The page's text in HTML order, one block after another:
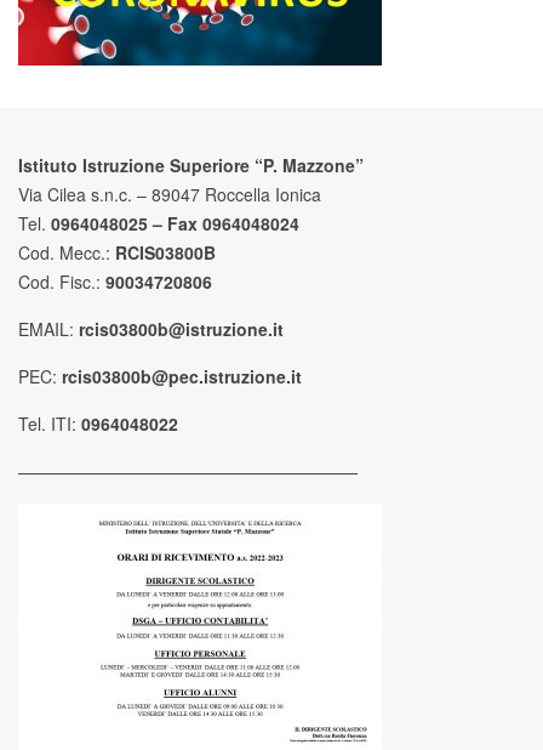
Istituto Istruzione Superiore “P. Mazzone”
Via Cilea s.n.c. – 89047 Roccella Ionica
Tel. 0964048025 – Fax 0964048024
Cod. Mecc.: RCIS03800B
Cod. Fisc.: 90034720806
EMAIL: rcis03800b@istruzione.it
PEC: rcis03800b@pec.istruzione.it
Tel. ITI: 0964048022
————————————————————